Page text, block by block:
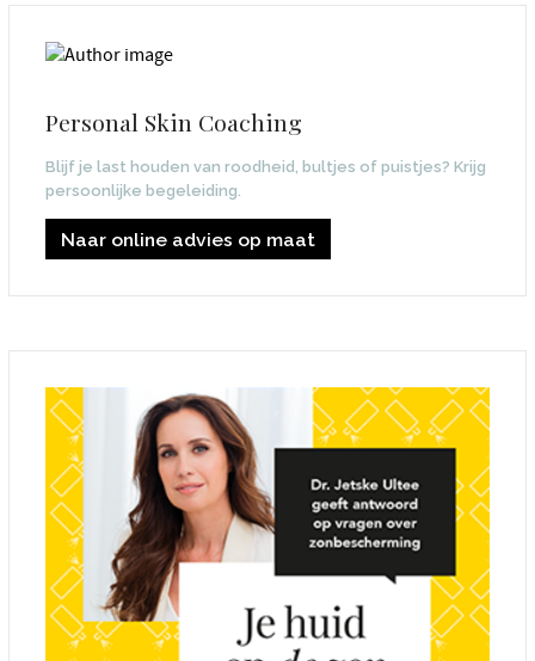
Personal Skin Coaching
Blijf je last houden van roodheid, bultjes of puistjes? Krijg
persoonlijke begeleiding.
Naar online advies op maat